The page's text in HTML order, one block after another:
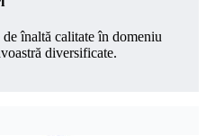
înaltă calitate în domeniu
diversificate.